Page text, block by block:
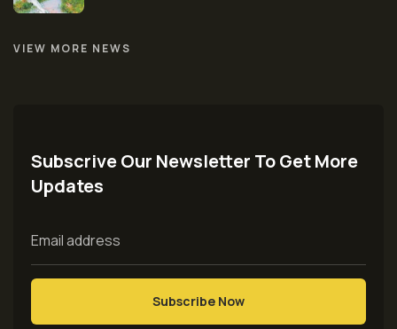
VIEW MORE NEWS
Subscrive Our Newsletter To Get More
Updates